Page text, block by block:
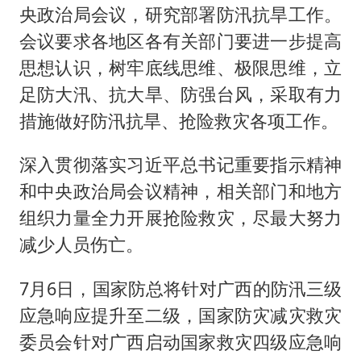
央政治局会议，研究部署防汛抗旱工作。
会议要求各地区各有关部门要进一步提高
思想认识，树牢底线思维、极限思维，立
足防大汛、抗大旱、防强台风，采取有力
措施做好防汛抗旱、抢险救灾各项工作。
深入贯彻落实习近平总书记重要指示精神
和中央政治局会议精神，相关部门和地方
组织力量全力开展抢险救灾，尽最大努力
减少人员伤亡。
7月6日，国家防总将针对广西的防汛三级
应急响应提升至二级，国家防灾减灾救灾
委员会针对广西启动国家救灾四级应急响